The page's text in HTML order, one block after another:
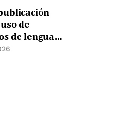
de
de lengua
de la